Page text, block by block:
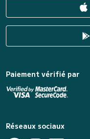
Paiement vérifié par
Réseaux sociaux